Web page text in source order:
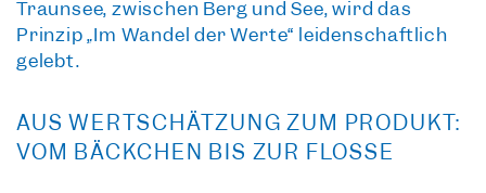
Traunsee, zwischen Berg und See, wird das
Prinzip „Im Wandel der Werte“ leidenschaftlich
gelebt.
AUS WERTSCHÄTZUNG ZUM PRODUKT:
VOM BÄCKCHEN BIS ZUR FLOSSE